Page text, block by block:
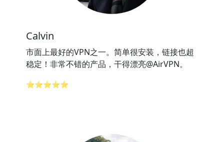
Calvin
市面上最好的VPN之一。简单很安装，链接也超
稳定！非常不错的产品，干得漂亮@AirVPN。
⭐⭐⭐⭐⭐